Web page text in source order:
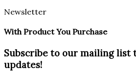
Newsletter
With Product You Purchase
Subscribe to our mailing list
updates!